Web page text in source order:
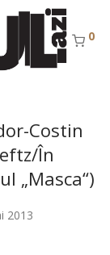
0
Costin
În
„Masca“)
2013